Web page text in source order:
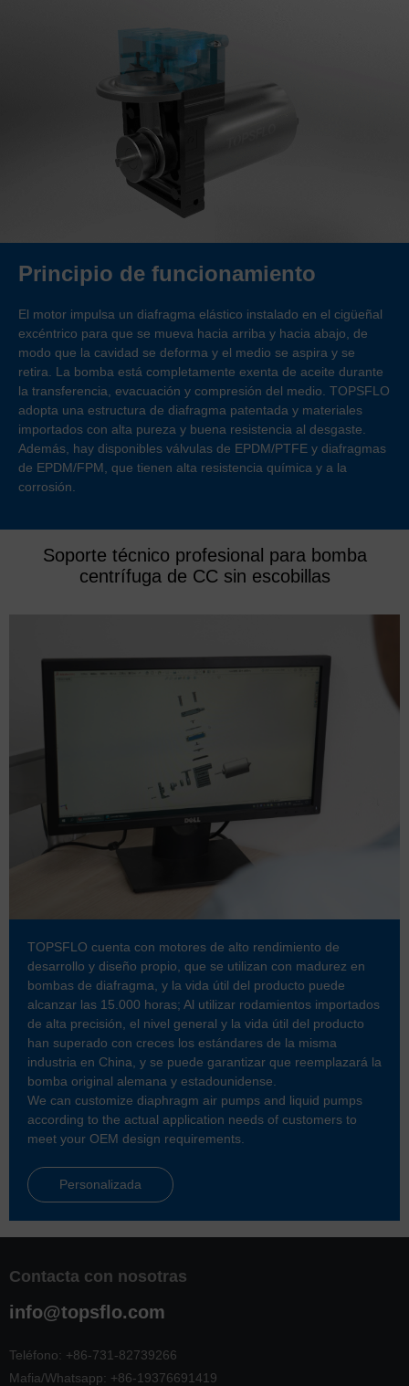
Principio de funcionamiento
El motor impulsa un diafragma elástico instalado en el cigüeñal
excéntrico para que se mueva hacia arriba y hacia abajo, de
modo que la cavidad se deforma y el medio se aspira y se
retira. La bomba está completamente exenta de aceite durante
la transferencia, evacuación y compresión del medio. TOPSFLO
adopta una estructura de diafragma patentada y materiales
importados con alta pureza y buena resistencia al desgaste.
Además, hay disponibles válvulas de EPDM/PTFE y diafragmas
de EPDM/FPM, que tienen alta resistencia química y a la
corrosión.
Soporte técnico profesional para bomba
centrífuga de CC sin escobillas
TOPSFLO cuenta con motores de alto rendimiento de
desarrollo y diseño propio, que se utilizan con madurez en
bombas de diafragma, y la vida útil del producto puede
alcanzar las 15.000 horas; Al utilizar rodamientos importados
de alta precisión, el nivel general y la vida útil del producto
han superado con creces los estándares de la misma
industria en China, y se puede garantizar que reemplazará la
bomba original alemana y estadounidense.
We can customize diaphragm air pumps and liquid pumps
according to the actual application needs of customers to
meet your OEM design requirements.
Personalizada
Contacta con nosotras
info@topsflo.com
Teléfono: +86-731-82739266
Mafia/Whatsapp: +86-19376691419